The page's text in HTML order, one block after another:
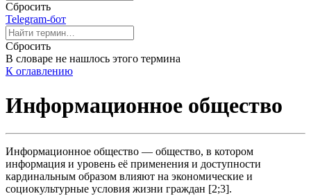
Сбросить
Telegram-бот
Сбросить
В словаре не нашлось этого термина
К оглавлению
Информационное общество
Информационное общество — общество, в котором
информация и уровень её применения и доступности
кардинальным образом влияют на экономические и
социокультурные условия жизни граждан [2;3].